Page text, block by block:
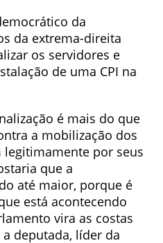
da
da extrema-direita
os servidores e
de uma CPI na
é mais do que
a mobilização dos
por seus
que a
até maior, porque é
está acontecendo
vira as costas
deputada, líder da